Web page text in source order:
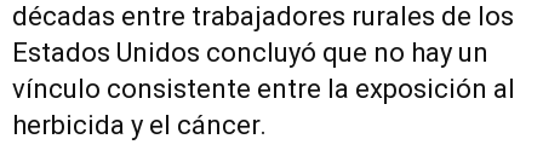
décadas entre trabajadores rurales de los
Estados Unidos concluyó que no hay un
vínculo consistente entre la exposición al
herbicida y el cáncer.